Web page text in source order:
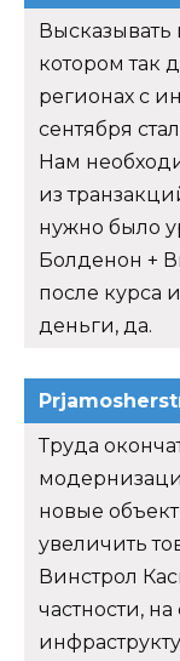
Высказывать
котором так
регионах с
сентября
Нам
из
нужно было
Болденон +
после курса
деньги, да.
Труда
новые
увеличить
Винстрол
частности,